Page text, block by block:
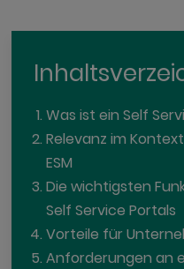
Was ist ein Self
Relevanz im
ESM
Die wichtigsten
Self Service Portals
Vorteile für
Anforderungen an